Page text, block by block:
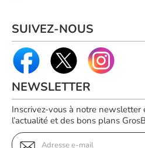
Nom de la couleur
Type de produit
Couleur du produit
Format
Matériau du boîtier/corps
position de marché
Reconditionné certifié
SUIVEZ-NOUS
NEWSLETTER
Inscrivez-vous à notre newsletter
l’actualité et des bons plans